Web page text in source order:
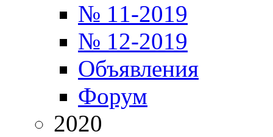
№ 11-2019
№ 12-2019
Объявления
Форум
2020